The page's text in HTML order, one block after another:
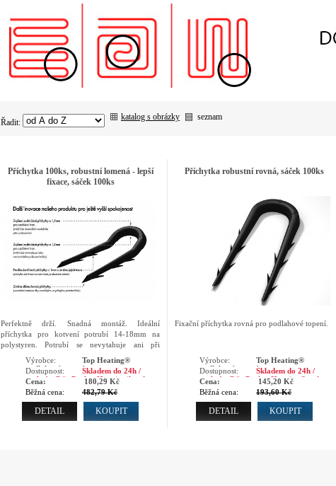
Řadit:
katalog s obrázky seznam
Příchytka 100ks, robustní lomená - lepší
fixace, sáček 100ks
Perfektně drží. Snadná montáž. Ideální
příchytka pro kotvení potrubí 14-18mm na
polystyren. Potrubí se nevytahuje ani při
Výrobce:
Top Heating®
podlahové topení
Dostupnost:
Skladem do 24h /
osobní odběr Praha, Hranice ihned
Cena:
180,29 Kč
Běžná cena:
482,79 Kč
KOUPIT
DETAIL
Příchytka robustní rovná, sáček 100ks
Fixační příchytka rovná pro podlahové topení.
Výrobce:
Top Heating®
podlahové topení
Dostupnost:
Skladem do 24h /
osobní odběr Praha, Hranice ihned
Cena:
145,20 Kč
Běžná cena:
193,60 Kč
KOUPIT
DETAIL